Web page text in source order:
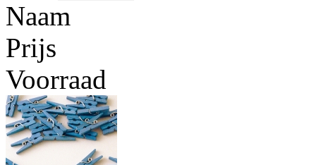
Naam
Prijs
Voorraad